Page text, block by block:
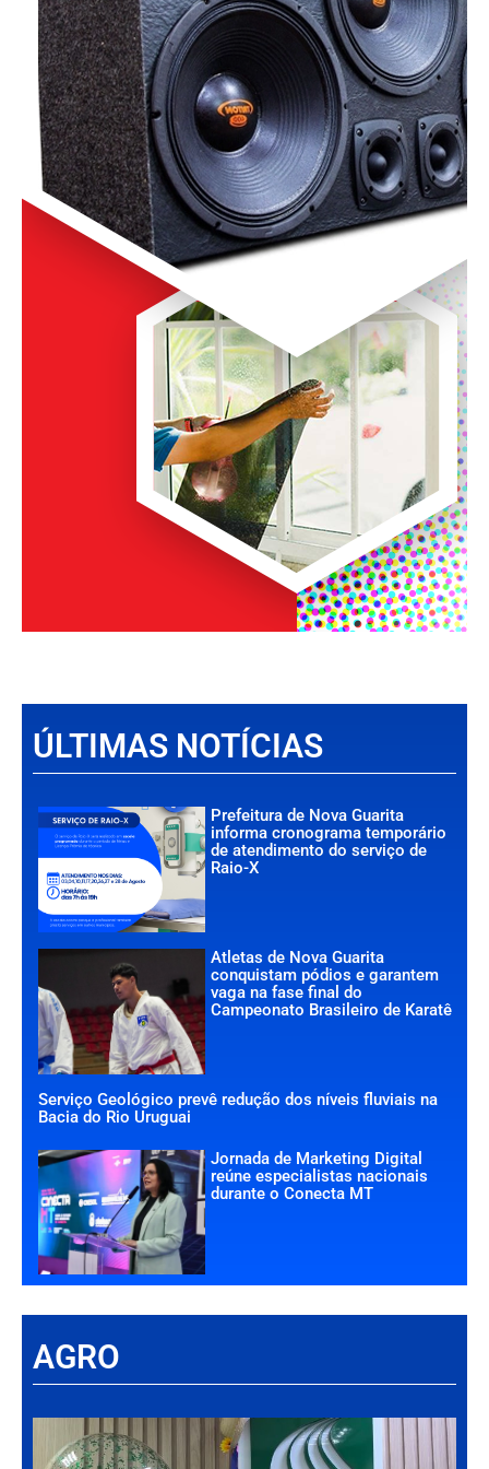
ÚLTIMAS NOTÍCIAS
Prefeitura de Nova Guarita
informa cronograma temporário
de atendimento do serviço de
Raio-X
Atletas de Nova Guarita
conquistam pódios e garantem
vaga na fase final do
Campeonato Brasileiro de Karatê
Serviço Geológico prevê redução dos níveis fluviais na
Bacia do Rio Uruguai
Jornada de Marketing Digital
reúne especialistas nacionais
durante o Conecta MT
AGRO